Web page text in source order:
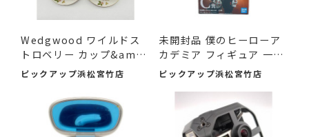
Wedgwood ワイルドス
トロベリー カップ&amp;
am...
ピックアップ浜松宮竹店
未開封品 僕のヒーローア
カデミア フィギュア 一
番...
ピックアップ浜松宮竹店